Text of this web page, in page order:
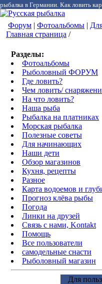
рыбалка в Германии. Как ловить
Форум | Фотоальбомы |
Главная страница /
Разделы:
Фотоальбомы
Рыболовный ФОРУМ
Где ловить?
Чем ловить/
На что ловить?
Наша рыба
Рыбалка на платниках
Морская рыбалка
Полезные советы
Для начинающих
Наши дети
Обзор магазинов
Кухня, рецепты
Разное
Карта водоемов и
Прогноз клёва рыбы
Погода
Линки на друзей
Связь с нами, Kontakt
Помощь
Все пользователи
самодельные снасти
Рыболовный магазин
Для